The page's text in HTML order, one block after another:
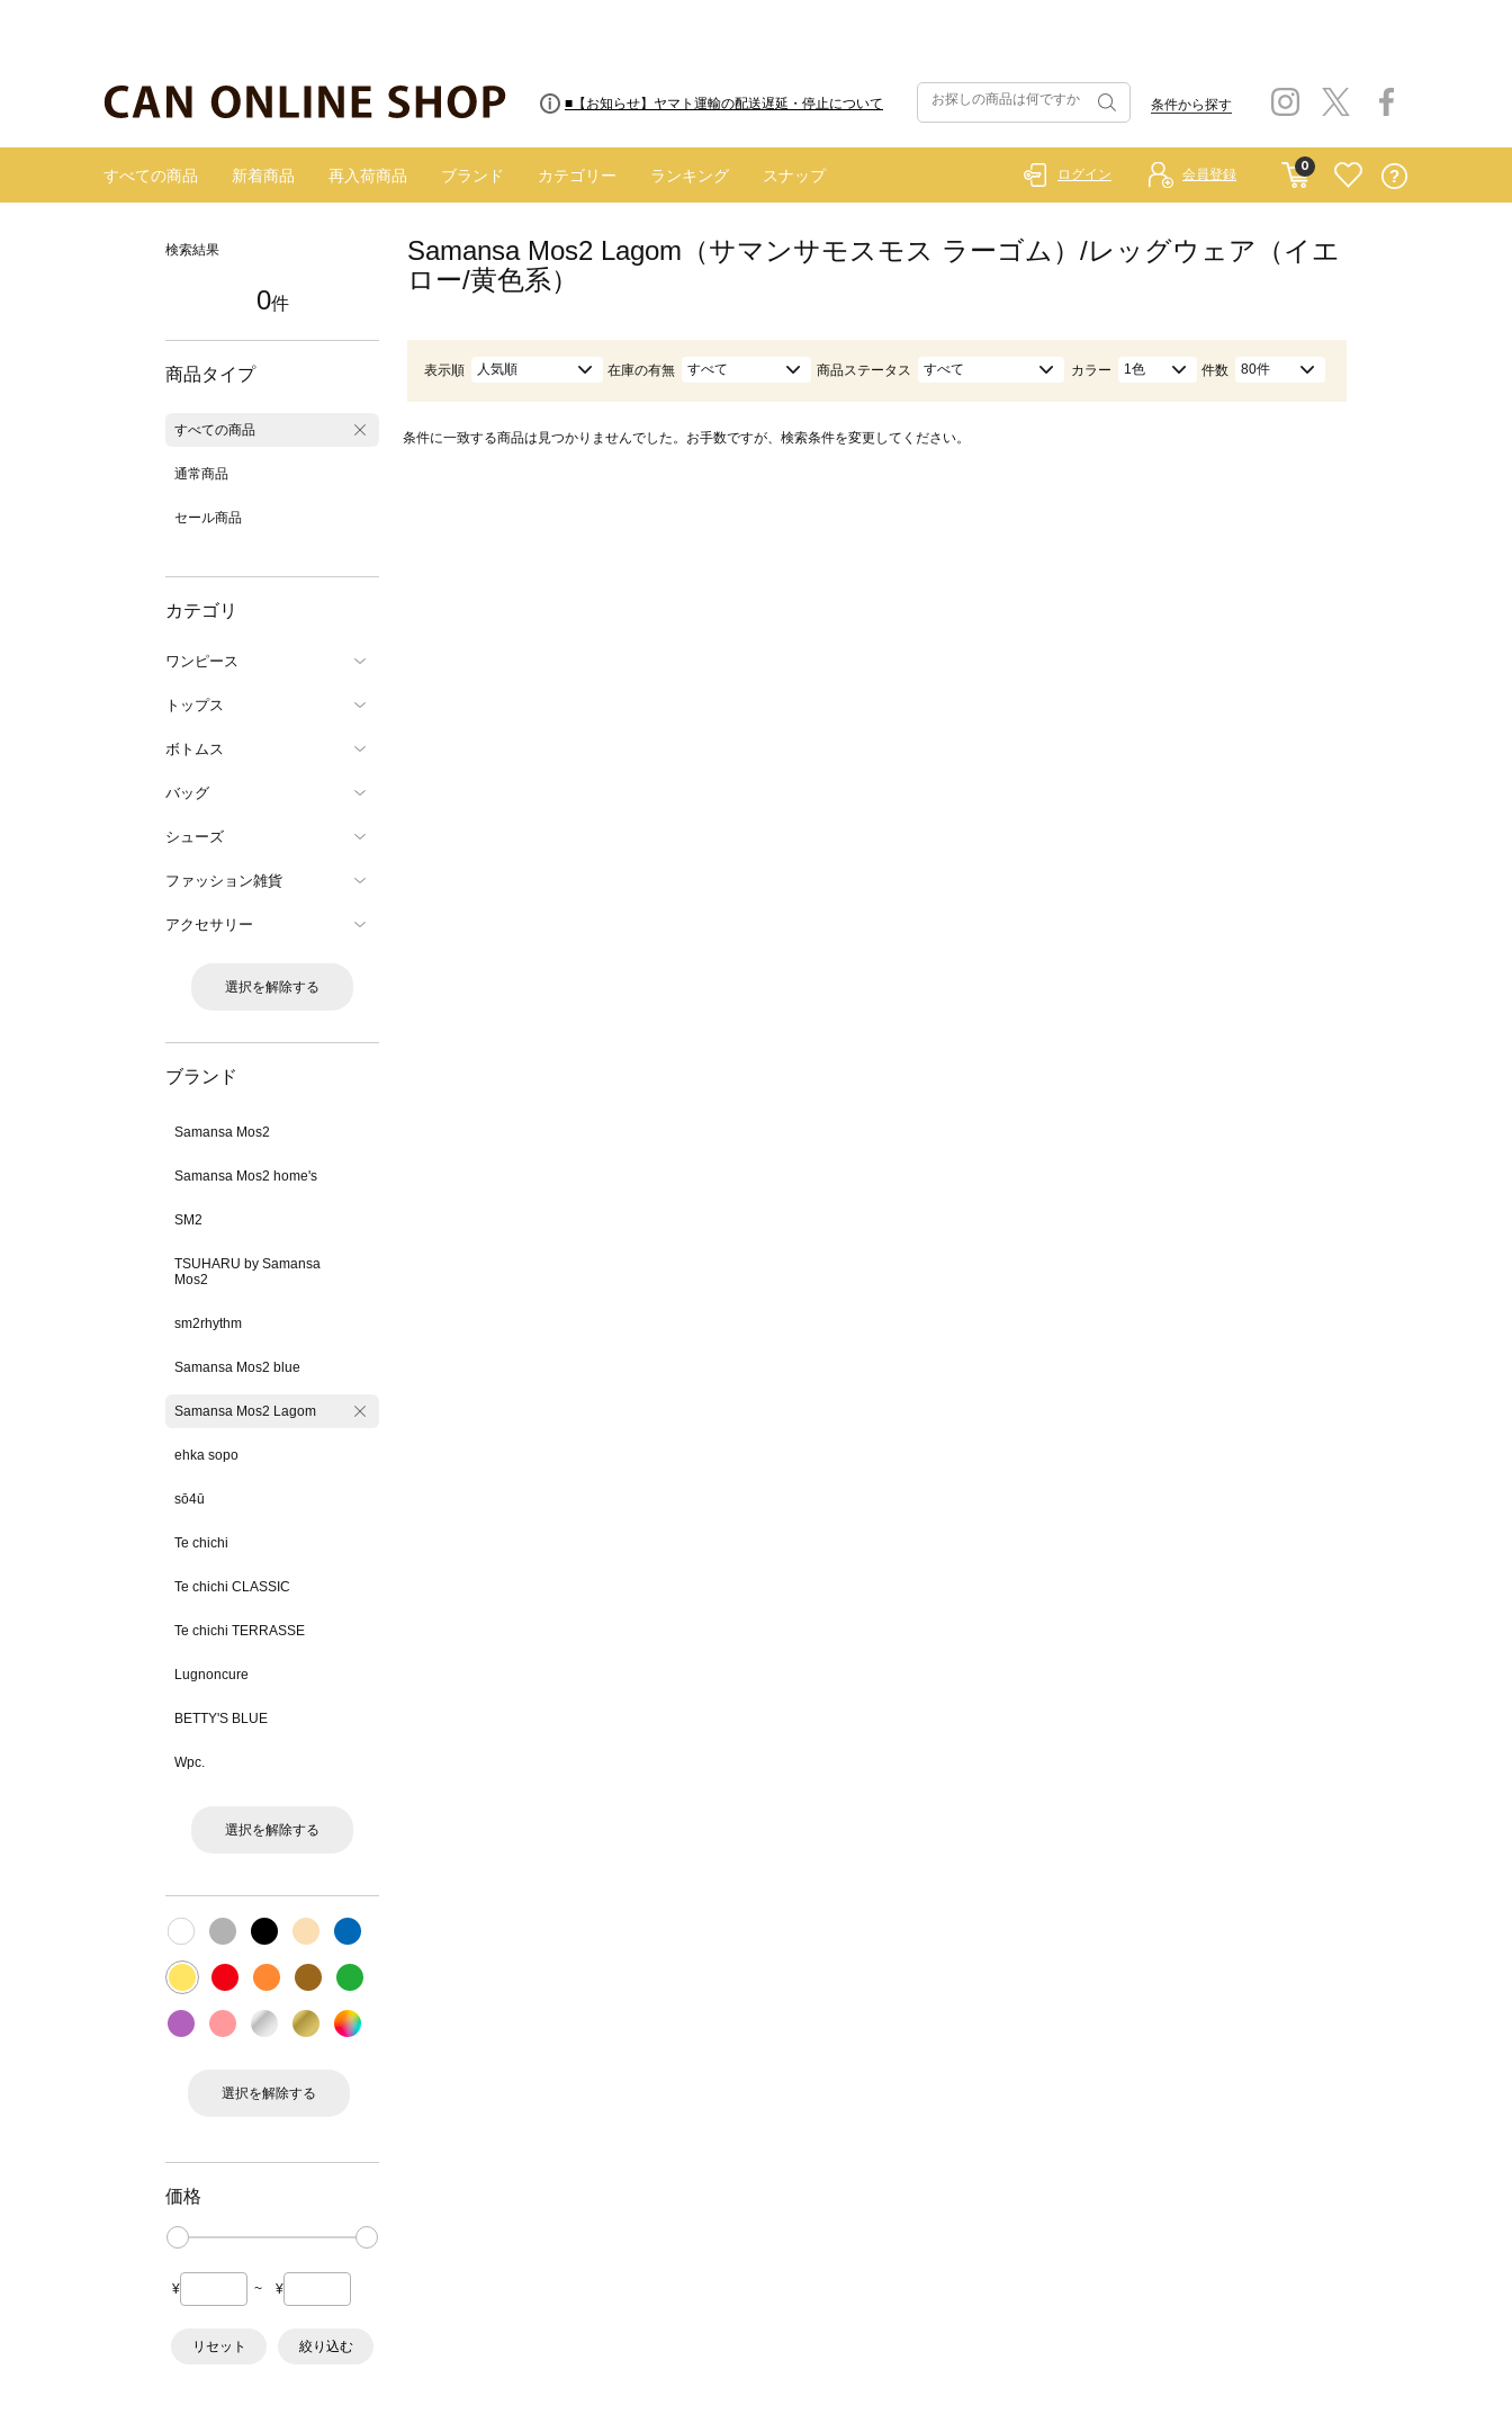
■8/13(木)AM2:00～サイトメンテナンス実施のお知らせ
■【お知らせ】ヤマト運輸の配送遅延・停止について 条件から探す
すべての商品 新着商品 再入荷商品 ブランド カテゴリー ランキング スナップ
0
ログイン 会員登録
検索結果
0件
商品タイプ
すべての商品
通常商品
セール商品
カテゴリ
ワンピース
トップス
ボトムス
バッグ
シューズ
ファッション雑貨
アクセサリー
選択を解除する
ブランド
Samansa Mos2
Samansa Mos2 home's
SM2
TSUHARU by Samansa
Mos2
sm2rhythm
Samansa Mos2 blue
Samansa Mos2 Lagom
ehka sopo
sō4ū
Te chichi
Te chichi CLASSIC
Te chichi TERRASSE
Lugnoncure
BETTY'S BLUE
Wpc.
選択を解除する
選択を解除する
価格
¥ ~ ¥
リセット 絞り込む
Samansa Mos2 Lagom（サマンサモスモス ラーゴム）/レッグウェア（イエ
ロー/黄色系）
表示順 人気順 在庫の有無 すべて 商品ステータス すべて カラー 1色 件数 80件
条件に一致する商品は見つかりませんでした。お手数ですが、検索条件を変更してください。